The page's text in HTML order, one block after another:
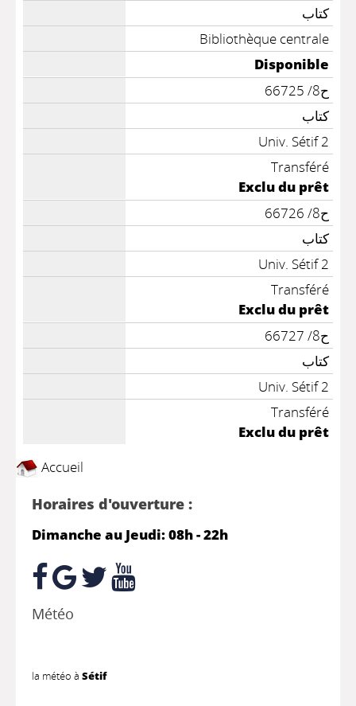
كتاب
Bibliothèque centrale
Disponible
ح8/ 66725
كتاب
Univ. Sétif 2
Transféré
Exclu du prêt
ح8/ 66726
كتاب
Univ. Sétif 2
Transféré
Exclu du prêt
ح8/ 66727
كتاب
Univ. Sétif 2
Transféré
Exclu du prêt
Accueil
Horaires d'ouverture :
Dimanche au Jeudi: 08h - 22h
Météo
la météo à Sétif